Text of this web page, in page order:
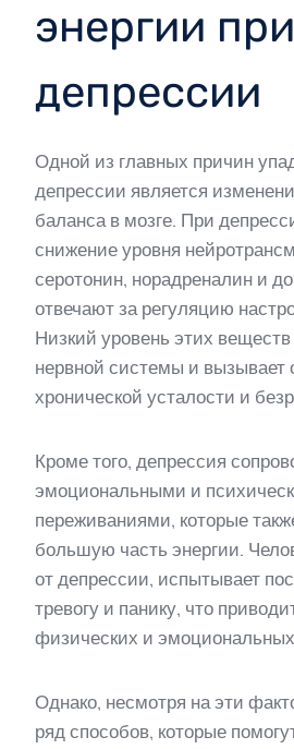
энергии при
депрессии
Одной из главных причин
депрессии является
баланса в мозге. При
снижение уровня
серотонин, норадреналин и
отвечают за регуляцию
Низкий уровень этих
нервной системы и
хронической усталости и
Кроме того, депрессия
эмоциональными и
переживаниями, которые
большую часть энергии.
от депрессии, испытывает
тревогу и панику, что
физических и
Однако, несмотря на эти
ряд способов, которые